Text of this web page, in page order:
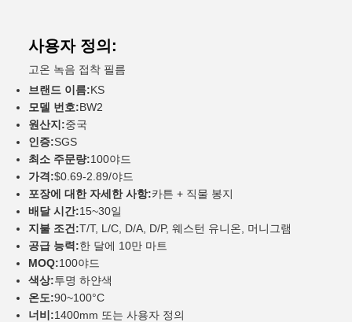
사용자 정의:
고온 녹음 접착 필름
브랜드 이름:KS
모델 번호:BW2
원산지:중국
인증:SGS
최소 주문량:100야드
가격:$0.69-2.89/야드
포장에 대한 자세한 사항:카튼 + 직물 봉지
배달 시간:15~30일
지불 조건:T/T, L/C, D/A, D/P, 웨스턴 유니온, 머니그램
공급 능력:한 달에 10만 마트
MOQ:100야드
색상:투명 하얀색
온도:90~100°C
너비:1400mm 또는 사용자 정의